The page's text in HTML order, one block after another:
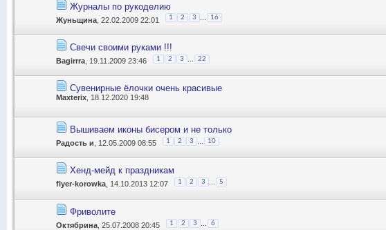
Журналы по рукоделию
Жуньщина , 22.02.2009 22:01 1 2 3 16
Свечи своими руками !!!
Bagirrra , 19.11.2009 23:46 1 2 3 22
Сувенирные ёлочки очень красивые
Maxterix, 18.12.2020 19:48
Вышиваем иконы бисером и не только
Радость и , 12.05.2009 08:55 1 2 3 10
Хенд-мейд к праздникам
flyer-korowka , 14.10.2013 12:07 1 2 3 5
Фриволите
Октябрина , 25.07.2008 20:45 1 2 3 6